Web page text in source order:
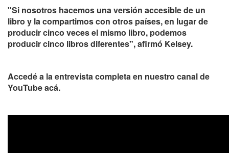
"Si nosotros hacemos una versión accesible de un
libro y la compartimos con otros países, en lugar de
producir cinco veces el mismo libro, podemos
producir cinco libros diferentes", afirmó Kelsey.
Accedé a la entrevista completa en nuestro canal de
YouTube acá.